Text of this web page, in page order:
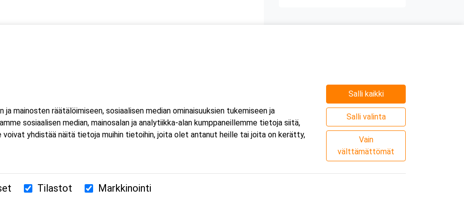
/ 00380 Helsinki
mainosten räätälöimiseen, sosiaalisen median ominaisuuksien tukemiseen ja
sosiaalisen median, mainosalan ja analytiikka-alan kumppaneillemme tietoja siitä,
yhdistää näitä tietoja muihin tietoihin, joita olet antanut heille tai joita on kerätty,
Salli kaikki
Salli valinta
Vain
välttämättömät
Tilastot Markkinointi